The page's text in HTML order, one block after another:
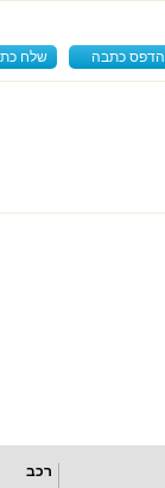
הדפס כתבה שלח
רכב